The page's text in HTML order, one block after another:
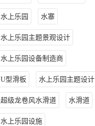
水上乐园 水寨
水上乐园主题景观设计
水上乐园设备制造商
U型滑板 水上乐园主题设计
超级龙卷风水滑道 水滑道
水上乐园设施